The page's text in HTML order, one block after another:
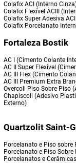
Colafix ACI (Interno
Colafix Flexível ACIII
Colafix Super Adesiva
Colafix Porcelanato
Fortaleza Bostik
AC I (Cimento Colante
AC II Super Flexível
AC III Flex (Cimento
AC III Premium Extra
Overcoll Piso Sobre Piso
Chapiscoll (Adesivo
Externo)
Quartzolit Saint-
Porcelanato e Piso sobre
Porcelanato e Piso
Porcelanatos e